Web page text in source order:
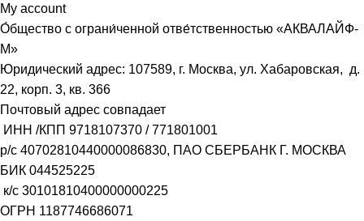
My account
О́бщество с ограни́ченной отве́тственностью «АКВАЛАЙФ-
М»
Юридический адрес: 107589, г. Москва, ул. Хабаровская, д.
22, корп. 3, кв. 366
Почтовый адрес совпадает
ИНН /КПП 9718107370 /771801001
р/с 40702810440000086830, ПАО СБЕРБАНК Г. МОСКВА
БИК 044525225
к/с 30101810400000000225
ОГРН 1187746686071